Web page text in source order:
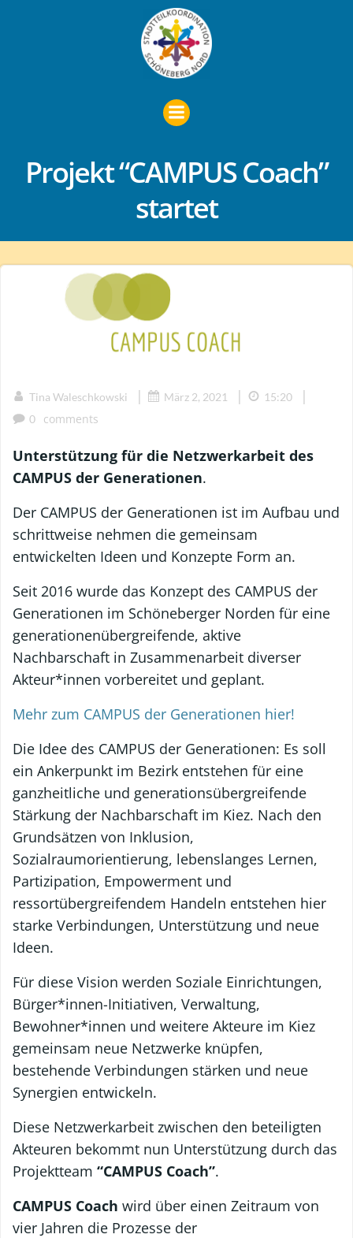
Zum
Inhalt
springen
Projekt “CAMPUS Coach”
startet
Tina Waleschkowski | März 2, 2021 | 15:20 |
0 comments
Unterstützung für die Netzwerkarbeit des
CAMPUS der Generationen.
Der CAMPUS der Generationen ist im Aufbau und
schrittweise nehmen die gemeinsam
entwickelten Ideen und Konzepte Form an.
Seit 2016 wurde das Konzept des CAMPUS der
Generationen im Schöneberger Norden für eine
generationenübergreifende, aktive
Nachbarschaft in Zusammenarbeit diverser
Akteur*innen vorbereitet und geplant.
Mehr zum CAMPUS der Generationen hier!
Die Idee des CAMPUS der Generationen: Es soll
ein Ankerpunkt im Bezirk entstehen für eine
ganzheitliche und generationsübergreifende
Stärkung der Nachbarschaft im Kiez. Nach den
Grundsätzen von Inklusion,
Sozialraumorientierung, lebenslanges Lernen,
Partizipation, Empowerment und
ressortübergreifendem Handeln entstehen hier
starke Verbindungen, Unterstützung und neue
Ideen.
Für diese Vision werden Soziale Einrichtungen,
Bürger*innen-Initiativen, Verwaltung,
Bewohner*innen und weitere Akteure im Kiez
gemeinsam neue Netzwerke knüpfen,
bestehende Verbindungen stärken und neue
Synergien entwickeln.
Diese Netzwerkarbeit zwischen den beteiligten
Akteuren bekommt nun Unterstützung durch das
Projektteam “CAMPUS Coach”.
CAMPUS Coach wird über einen Zeitraum von
vier Jahren die Prozesse der